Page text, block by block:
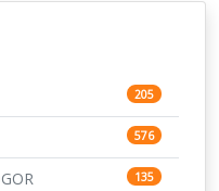
205
576
135